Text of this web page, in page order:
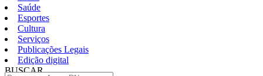
Saúde
Esportes
Cultura
Serviços
Publicações Legais
Edição digital
BUSCAR